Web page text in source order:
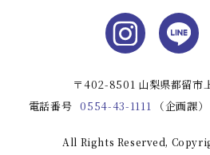
〒402-8501 山梨県都留市
電話番号 0554-43-1111 （企画課）
All Rights Reserved,